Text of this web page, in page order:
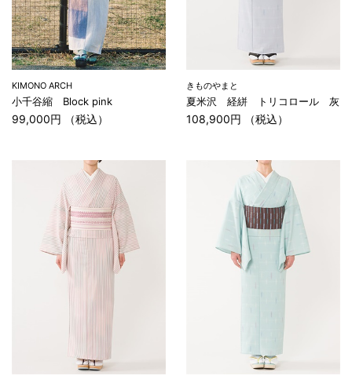
KIMONO ARCH
小千谷縮 Block pink
99,000円 （税込）
きものやまと
夏米沢 経絣 トリコロール 灰
108,900円 （税込）